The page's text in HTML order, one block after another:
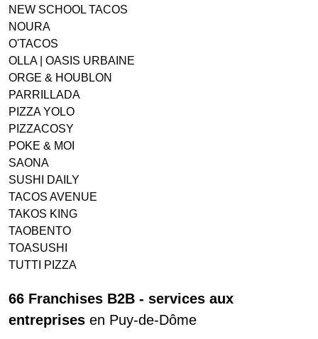
NEW SCHOOL TACOS
NOURA
O'TACOS
OLLA | OASIS URBAINE
ORGE & HOUBLON
PARRILLADA
PIZZA YOLO
PIZZACOSY
POKE & MOI
SAONA
SUSHI DAILY
TACOS AVENUE
TAKOS KING
TAOBENTO
TOASUSHI
TUTTI PIZZA
66 Franchises B2B - services aux
entreprises en Puy-de-Dôme